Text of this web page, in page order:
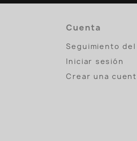
Cuenta
Seguimiento
Iniciar sesión
Crear una